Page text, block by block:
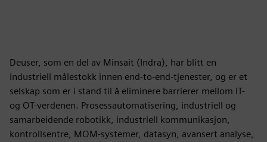
Deuser, som en del av Minsait (Indra), har blitt en
industriell målestokk innen end-to-end-tjenester, og er et
selskap som er i stand til å eliminere barrierer mellom IT-
og OT-verdenen. Prosessautomatisering, industriell og
samarbeidende robotikk, industriell kommunikasjon,
kontrollsentre, MOM-systemer, datasyn, avansert analyse,